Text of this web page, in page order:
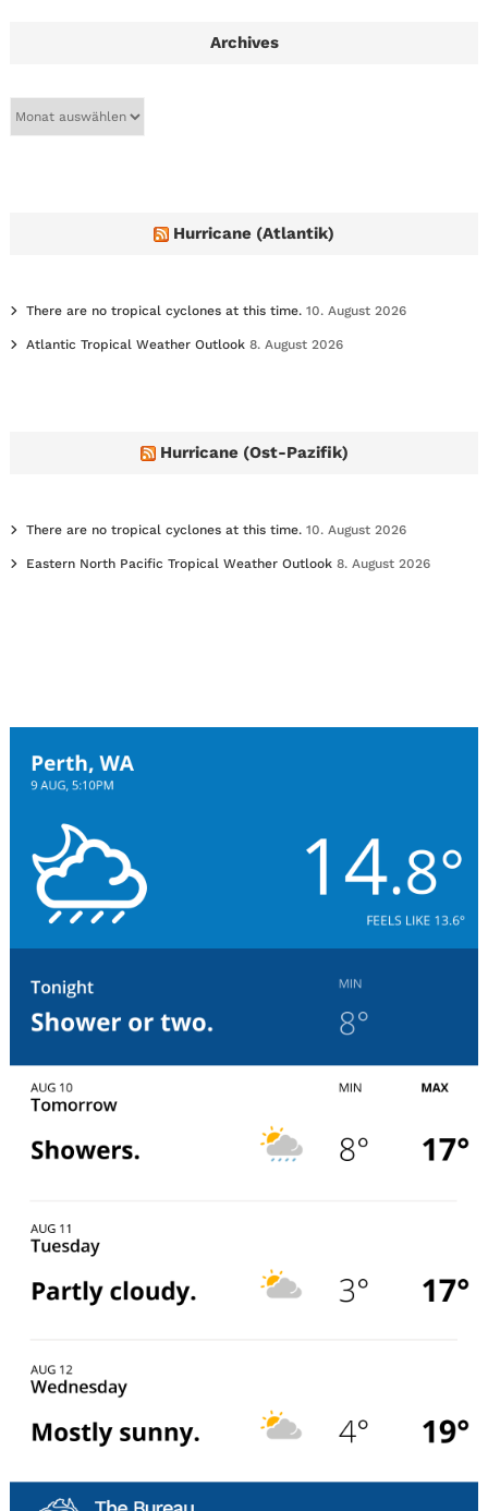
Archives
Hurricane (Atlantik)
There are no tropical cyclones at this time. 10. August 2026
Atlantic Tropical Weather Outlook 8. August 2026
Hurricane (Ost-Pazifik)
There are no tropical cyclones at this time. 10. August 2026
Eastern North Pacific Tropical Weather Outlook 8. August 2026